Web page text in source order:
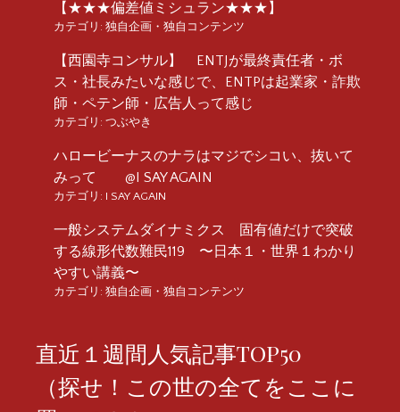
【★★★偏差値ミシュラン★★★】
カテゴリ: 独自企画・独自コンテンツ
【西園寺コンサル】 ENTJが最終責任者・ボ
ス・社長みたいな感じで、ENTPは起業家・詐欺
師・ペテン師・広告人って感じ
カテゴリ: つぶやき
ハロービーナスのナラはマジでシコい、抜いて
みって @I SAY AGAIN
カテゴリ: I SAY AGAIN
一般システムダイナミクス 固有値だけで突破
する線形代数難民119 〜日本１・世界１わかり
やすい講義〜
カテゴリ: 独自企画・独自コンテンツ
直近１週間人気記事TOP50
（探せ！この世の全てをここに